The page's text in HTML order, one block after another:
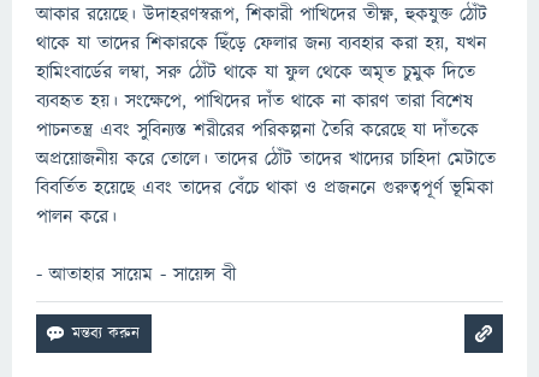
আকার রয়েছে। উদাহরণস্বরূপ, শিকারী পাখিদের তীক্ষ্ণ, হুকযুক্ত ঠোঁট
থাকে যা তাদের শিকারকে ছিঁড়ে ফেলার জন্য ব্যবহার করা হয়, যখন
হামিংবার্ডের লম্বা, সরু ঠোঁট থাকে যা ফুল থেকে অমৃত চুমুক দিতে
ব্যবহৃত হয়। সংক্ষেপে, পাখিদের দাঁত থাকে না কারণ তারা বিশেষ
পাচনতন্ত্র এবং সুবিন্যস্ত শরীরের পরিকল্পনা তৈরি করেছে যা দাঁতকে
অপ্রয়োজনীয় করে তোলে। তাদের ঠোঁট তাদের খাদ্যের চাহিদা মেটাতে
বিবর্তিত হয়েছে এবং তাদের বেঁচে থাকা ও প্রজননে গুরুত্বপূর্ণ ভূমিকা
পালন করে।
- আতাহার সায়েম - সায়েন্স বী